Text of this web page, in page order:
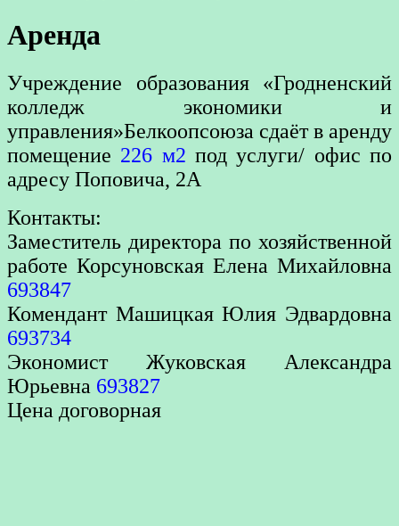
Аренда
Учреждение образования «Гродненский
колледж экономики и
управления»Белкоопсоюза сдаёт в аренду
помещение 226 м2 под услуги/ офис по
адресу Поповича, 2А
Контакты:
Заместитель директора по хозяйственной
работе Корсуновская Елена Михайловна
693847
Комендант Машицкая Юлия Эдвардовна
693734
Экономист Жуковская Александра
Юрьевна 693827
Цена договорная